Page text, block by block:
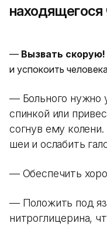
находящегося
— Вызвать скорую!
и успокоить
— Больного нужно
спинкой или
согнув ему
шеи и ослабить
— Обеспечить
— Положить под
нитроглицерина,